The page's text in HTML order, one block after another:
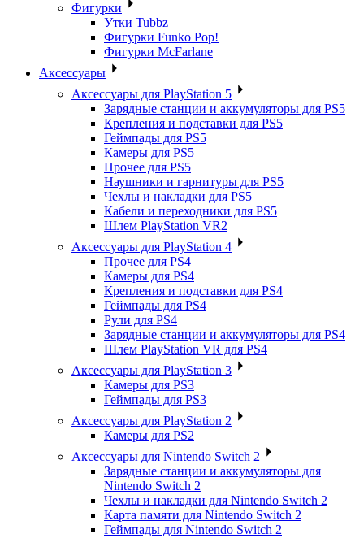
Фигурки
Утки Tubbz
Фигурки Funko Pop!
Фигурки McFarlane
Аксессуары
Аксессуары для PlayStation 5
Зарядные станции и аккумуляторы для PS5
Крепления и подставки для PS5
Геймпады для PS5
Камеры для PS5
Прочее для PS5
Наушники и гарнитуры для PS5
Чехлы и накладки для PS5
Кабели и переходники для PS5
Шлем PlayStation VR2
Аксессуары для PlayStation 4
Прочее для PS4
Камеры для PS4
Крепления и подставки для PS4
Геймпады для PS4
Рули для PS4
Зарядные станции и аккумуляторы для PS4
Шлем PlayStation VR для PS4
Аксессуары для PlayStation 3
Камеры для PS3
Геймпады для PS3
Аксессуары для PlayStation 2
Камеры для PS2
Аксессуары для Nintendo Switch 2
Зарядные станции и аккумуляторы для
Nintendo Switch 2
Чехлы и накладки для Nintendo Switch 2
Карта памяти для Nintendo Switch 2
Геймпады для Nintendo Switch 2